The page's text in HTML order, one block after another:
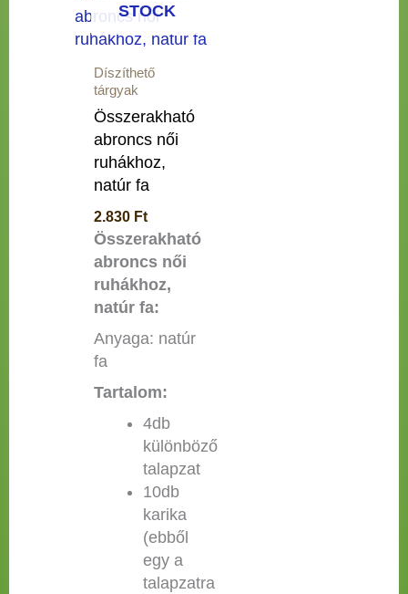
STOCK
Díszíthető
tárgyak
Összerakható
abroncs női
ruhákhoz,
natúr fa
2.830 Ft
Összerakható
abroncs női
ruhákhoz,
natúr fa:
Anyaga: natúr
fa
Tartalom:
4db
különböző
talapzat
10db
karika
(ebből
egy a
talapzatra